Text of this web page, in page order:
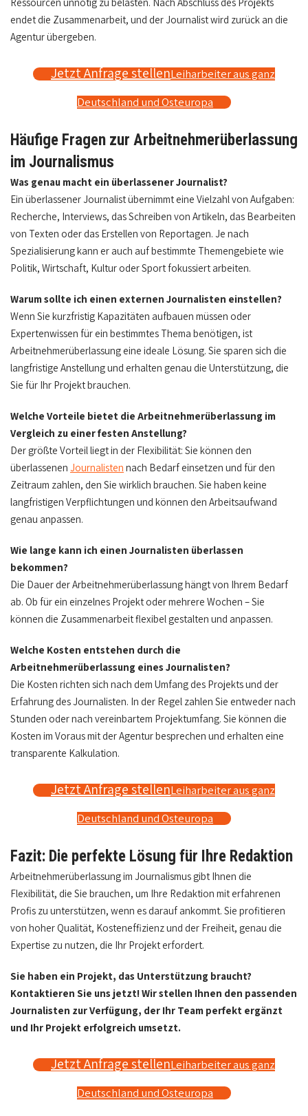
endet die Zusammenarbeit, und der Journalist wird zurück an die
Agentur übergeben.
Jetzt Anfrage stellenLeiharbeiter aus ganz
Deutschland und Osteuropa
Häufige Fragen zur Arbeitnehmerüberlassung
im Journalismus
Was genau macht ein überlassener Journalist?
Ein überlassener Journalist übernimmt eine Vielzahl von Aufgaben:
Recherche, Interviews, das Schreiben von Artikeln, das Bearbeiten
von Texten oder das Erstellen von Reportagen. Je nach
Spezialisierung kann er auch auf bestimmte Themengebiete wie
Politik, Wirtschaft, Kultur oder Sport fokussiert arbeiten.
Warum sollte ich einen externen Journalisten einstellen?
Wenn Sie kurzfristig Kapazitäten aufbauen müssen oder
Expertenwissen für ein bestimmtes Thema benötigen, ist
Arbeitnehmerüberlassung eine ideale Lösung. Sie sparen sich die
langfristige Anstellung und erhalten genau die Unterstützung, die
Sie für Ihr Projekt brauchen.
Welche Vorteile bietet die Arbeitnehmerüberlassung im
Vergleich zu einer festen Anstellung?
Der größte Vorteil liegt in der Flexibilität: Sie können den
überlassenen Journalisten nach Bedarf einsetzen und für den
Zeitraum zahlen, den Sie wirklich brauchen. Sie haben keine
langfristigen Verpflichtungen und können den Arbeitsaufwand
genau anpassen.
Wie lange kann ich einen Journalisten überlassen
bekommen?
Die Dauer der Arbeitnehmerüberlassung hängt von Ihrem Bedarf
ab. Ob für ein einzelnes Projekt oder mehrere Wochen – Sie
können die Zusammenarbeit flexibel gestalten und anpassen.
Welche Kosten entstehen durch die
Arbeitnehmerüberlassung eines Journalisten?
Die Kosten richten sich nach dem Umfang des Projekts und der
Erfahrung des Journalisten. In der Regel zahlen Sie entweder nach
Stunden oder nach vereinbartem Projektumfang. Sie können die
Kosten im Voraus mit der Agentur besprechen und erhalten eine
transparente Kalkulation.
Jetzt Anfrage stellenLeiharbeiter aus ganz
Deutschland und Osteuropa
Fazit: Die perfekte Lösung für Ihre Redaktion
Arbeitnehmerüberlassung im Journalismus gibt Ihnen die
Flexibilität, die Sie brauchen, um Ihre Redaktion mit erfahrenen
Profis zu unterstützen, wenn es darauf ankommt. Sie profitieren
von hoher Qualität, Kosteneffizienz und der Freiheit, genau die
Expertise zu nutzen, die Ihr Projekt erfordert.
Sie haben ein Projekt, das Unterstützung braucht?
Kontaktieren Sie uns jetzt! Wir stellen Ihnen den passenden
Journalisten zur Verfügung, der Ihr Team perfekt ergänzt
und Ihr Projekt erfolgreich umsetzt.
Jetzt Anfrage stellenLeiharbeiter aus ganz
Deutschland und Osteuropa